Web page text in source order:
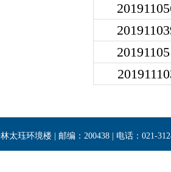
太珏环境楼 | 邮编：200438 | 电话：021-